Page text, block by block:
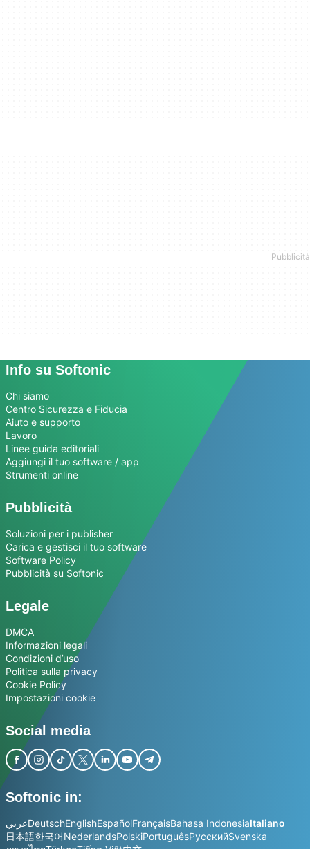
Info su Softonic
Chi siamo
Centro Sicurezza e Fiducia
Aiuto e supporto
Lavoro
Linee guida editoriali
Aggiungi il tuo software / app
Strumenti online
Pubblicità
Soluzioni per i publisher
Carica e gestisci il tuo software
Software Policy
Pubblicità su Softonic
Legale
DMCA
Informazioni legali
Condizioni d’uso
Politica sulla privacy
Cookie Policy
Impostazioni cookie
Social media
Softonic in:
عربيDeutschEnglishEspañolFrançaisBahasa IndonesiaItaliano
日本語한국어NederlandsPolskiPortuguêsРусскийSvenska